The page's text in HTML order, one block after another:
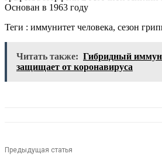
Основан в 1963 году
Теги : иммунитет человека, сезон
Читать также: Гибридный
защищает от коронавируса
Предыдущая статья